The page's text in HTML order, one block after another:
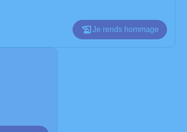
Je rends hommage